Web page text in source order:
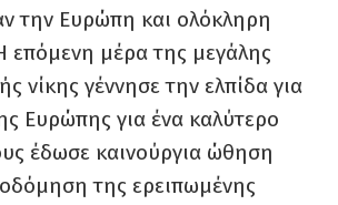
την Ευρώπη και ολόκληρη
επόμενη μέρα της μεγάλης
νίκης γέννησε την ελπίδα για
Ευρώπης για ένα καλύτερο
έδωσε καινούργια ώθηση
της ερειπωμένης